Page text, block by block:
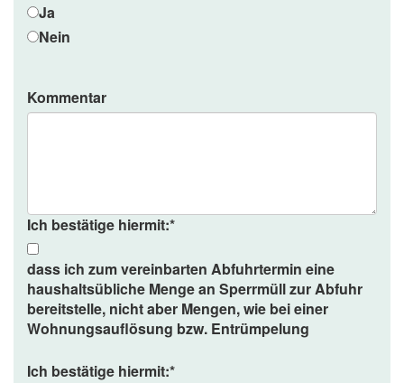
Ja
Nein
Kommentar
Ich bestätige hiermit:*
dass ich zum vereinbarten Abfuhrtermin eine
haushaltsübliche Menge an Sperrmüll zur Abfuhr
bereitstelle, nicht aber Mengen, wie bei einer
Wohnungsauflösung bzw. Entrümpelung
Ich bestätige hiermit:*